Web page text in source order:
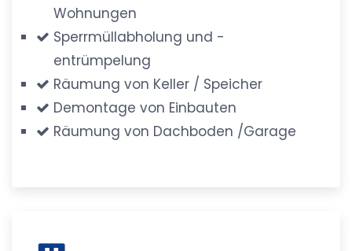
Wohnungen
Sperrmüllabholung und -
entrümpelung
Räumung von Keller / Speicher
Demontage von Einbauten
Räumung von Dachboden /Garage